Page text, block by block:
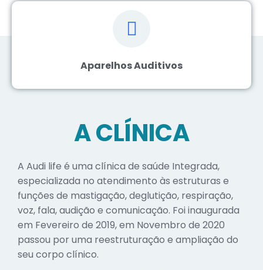
Aparelhos Auditivos
A CLÍNICA
A Audi life é uma clínica de saúde Integrada,
especializada no atendimento às estruturas e
funções de mastigação, deglutição, respiração,
voz, fala, audição e comunicação. Foi inaugurada
em Fevereiro de 2019, em Novembro de 2020
passou por uma reestruturação e ampliação do
seu corpo clínico.